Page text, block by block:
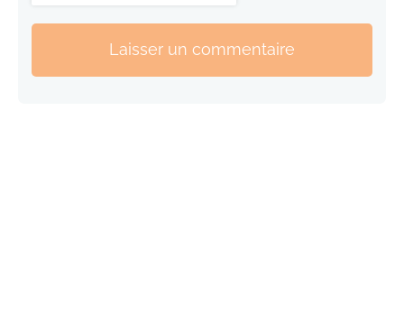
Laisser un commentaire